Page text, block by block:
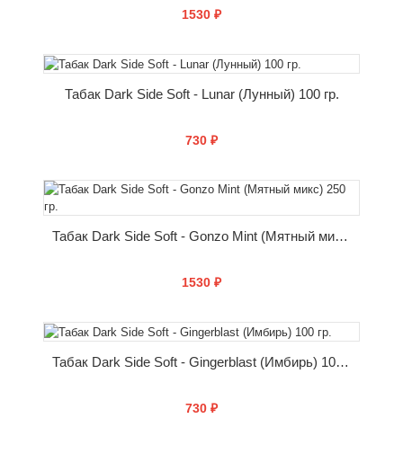
1530 ₽
КУПИТЬ
Табак Dark Side Soft - Lunar (Лунный) 100 гр.
730 ₽
КУПИТЬ
Табак Dark Side Soft - Gonzo Mint (Мятный микс) 250 гр.
1530 ₽
КУПИТЬ
Табак Dark Side Soft - Gingerblast (Имбирь) 100 гр.
730 ₽